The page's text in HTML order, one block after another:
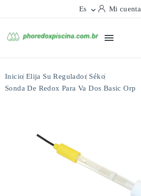
Es  Mi cuenta

Inicio Elija Su Regulador Séko
Sonda De Redox Para Va Dos Basic Orp